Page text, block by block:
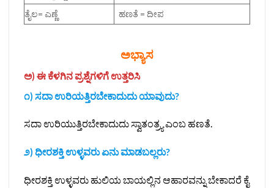
ತೈಲ= ಎಣ್ಣೆ
ಹಣತೆ = ದೀಪ
ಅಭ್ಯಾಸ
ಅ) ಈ ಕೆಳಗಿನ ಪ್ರಶ್ನೆಗಳಿಗೆ ಉತ್ತರಿಸಿ
೧) ಸದಾ ಉರಿಯತ್ತಿರಬೇಕಾದುದು ಯಾವುದು?
ಸದಾ ಉರಿಯುತ್ತಿರಬೇಕಾದುದು ಸ್ವಾತಂತ್ರ್ಯ ಎಂಬ ಹಣತೆ.
೨) ಧೀರಶಕ್ತಿ ಉಳ್ಳವರು ಏನು ಮಾಡಬಲ್ಲರು?
ಧೀರಶಕ್ತಿ ಉಳ್ಳವರು ಹುಲಿಯ ಬಾಯಲ್ಲಿನ ಆಹಾರವನ್ನು ಬೇಕಾದರೆ ಕೈ